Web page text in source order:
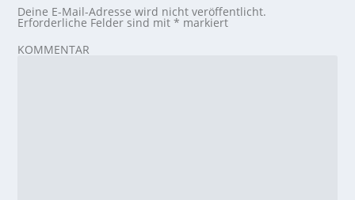
Deine E-Mail-Adresse wird nicht veröffentlicht.
Erforderliche Felder sind mit* markiert
KOMMENTAR